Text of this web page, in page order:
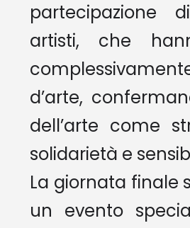
partecipazione
artisti, che
d’arte,
dell’arte come
solidarietà e
La giornata finale
un evento